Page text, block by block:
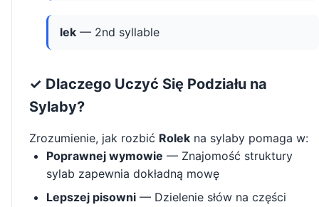
lek — 2nd syllable
✓ Dlaczego Uczyć Się Podziału na
Sylaby?
Zrozumienie, jak rozbić Rolek na sylaby pomaga w:
Poprawnej wymowie — Znajomość struktury
sylab zapewnia dokładną mowę
Lepszej pisowni — Dzielenie słów na części